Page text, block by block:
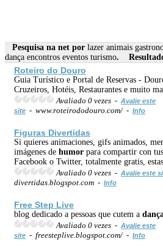
Pesquisa na net por lazer animais
dança encontros eventos turismo.
Roteiro do Douro
Guia Turístico e Portal de Reservas -
Cruzeiros, Hotéis, Restaurantes e muito
Avaliado 0 vezes - Avalie este
site - www.roteirododouro.com/ - Info
Figuras Divertidas
Si quieres animaciones, gifs animados,
imágenes de humor para compartir con
Facebook o Twitter, totalmente gratis,
Avaliado 0 vezes - Avalie este
divertidas.blogspot.com - Info
Free Step Live
blog dedicado a pessoas que cutem a
Avaliado 0 vezes - Avalie este
site - freesteplive.blogspot.com/ - Info